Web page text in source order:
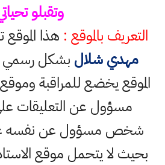
وتقبلو
التعريف بالموقع : هذا الموقع
مهدي شلال بشكل رسمي
الموقع يخضع للمراقبة
مسؤول عن التعليقات
شخص مسؤول عن نفسه عند
بحيث لا يتحمل موقع